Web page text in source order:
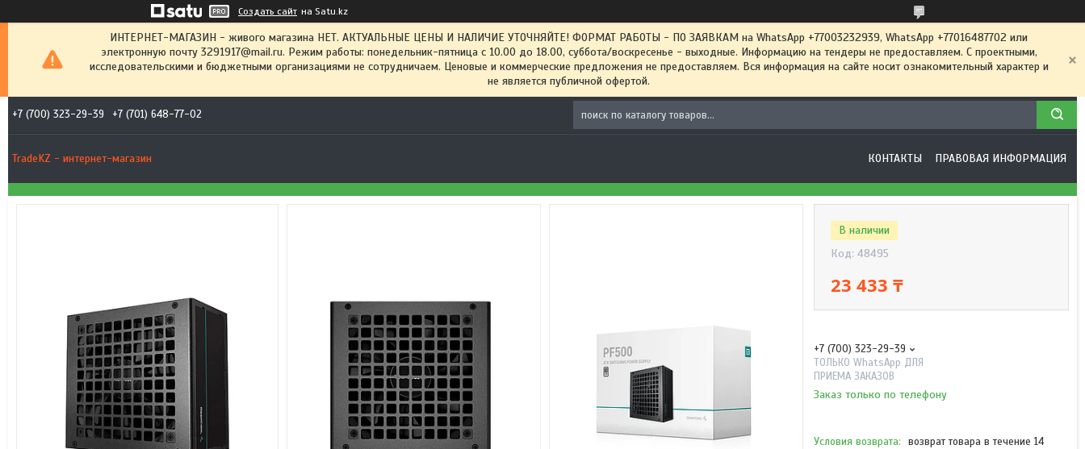
Создать сайт на Satu.kz
ИНТЕРНЕТ-МАГАЗИН - живого магазина НЕТ. АКТУАЛЬНЫЕ ЦЕНЫ И НАЛИЧИЕ УТОЧНЯЙТЕ! ФОРМАТ РАБОТЫ - ПО ЗАЯВКАМ на WhatsApp +77003232939, WhatsApp +77016487702 или
электронную почту 3291917@mail.ru. Режим работы: понедельник-пятница с 10.00 до 18.00, суббота/воскресенье - выходные. Информацию на тендеры не предоставляем. С проектными,
исследовательскими и бюджетными организациями не сотрудничаем. Ценовые и коммерческие предложения не предоставляем. Вся информация на сайте носит ознакомительный характер и
не является публичной офертой.
+7 (700) 323-29-39 +7 (701) 648-77-02
TradeKZ - интернет-магазин КОНТАКТЫ ПРАВОВАЯ ИНФОРМАЦИЯ
В наличии
Код: 48495
23 433 ₸
+7 (700) 323-29-39
ТОЛЬКО WhatsApp ДЛЯ
ПРИЕМА ЗАКАЗОВ
Заказ только по телефону
возврат товара в течение 14